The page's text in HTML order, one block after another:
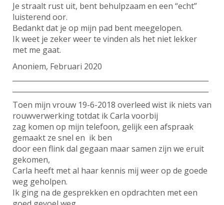
Je straalt rust uit, bent behulpzaam en een “echt”
luisterend oor.
Bedankt dat je op mijn pad bent meegelopen.
Ik weet je zeker weer te vinden als het niet lekker
met me gaat.
Anoniem, Februari 2020
Toen mijn vrouw 19-6-2018 overleed wist ik niets van
rouwverwerking totdat ik Carla voorbij
zag komen op mijn telefoon, gelijk een afspraak
gemaakt ze snel en ik ben
door een flink dal gegaan maar samen zijn we eruit
gekomen,
Carla heeft met al haar kennis mij weer op de goede
weg geholpen.
Ik ging na de gesprekken en opdrachten met een